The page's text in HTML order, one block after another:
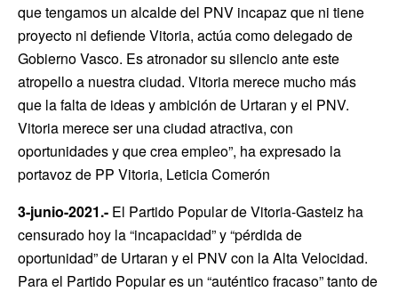
que tengamos un alcalde del PNV incapaz que ni tiene
proyecto ni defiende Vitoria, actúa como delegado de
Gobierno Vasco. Es atronador su silencio ante este
atropello a nuestra ciudad. Vitoria merece mucho más
que la falta de ideas y ambición de Urtaran y el PNV.
Vitoria merece ser una ciudad atractiva, con
oportunidades y que crea empleo”, ha expresado la
portavoz de PP Vitoria, Leticia Comerón
3-junio-2021.- El Partido Popular de Vitoria-Gasteiz ha
censurado hoy la “incapacidad” y “pérdida de
oportunidad” de Urtaran y el PNV con la Alta Velocidad.
Para el Partido Popular es un “auténtico fracaso” tanto de